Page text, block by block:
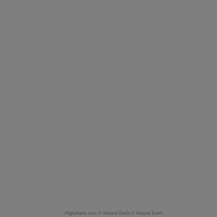
Highcharts.com © Natural Earth © Natural Earth